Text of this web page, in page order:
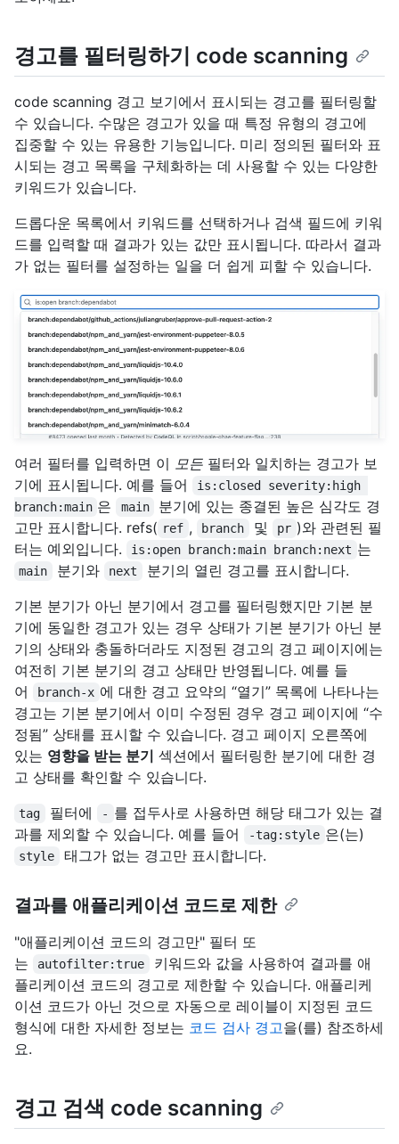
경고를 필터링하기 code scanning
code scanning 경고 보기에서 표시되는 경고를 필터링할
수 있습니다. 수많은 경고가 있을 때 특정 유형의 경고에
집중할 수 있는 유용한 기능입니다. 미리 정의된 필터와 표
시되는 경고 목록을 구체화하는 데 사용할 수 있는 다양한
키워드가 있습니다.
드롭다운 목록에서 키워드를 선택하거나 검색 필드에 키워
드를 입력할 때 결과가 있는 값만 표시됩니다. 따라서 결과
가 없는 필터를 설정하는 일을 더 쉽게 피할 수 있습니다.
여러 필터를 입력하면 이 모든 필터와 일치하는 경고가 보
기에 표시됩니다. 예를 들어
is:closed severity:high
branch:main 은 main
분기에 있는 종결된 높은 심각도 경
고만 표시합니다. refs( ref , branch 및 pr )와 관련된 필
터는 예외입니다.
is:open branch:main branch:next 는
main 분기와 next
분기의 열린 경고를 표시합니다.
기본 분기가 아닌 분기에서 경고를 필터링했지만 기본 분
기에 동일한 경고가 있는 경우 상태가 기본 분기가 아닌 분
기의 상태와 충돌하더라도 지정된 경고의 경고 페이지에는
여전히 기본 분기의 경고 상태만 반영됩니다. 예를 들
어
branch-x 에 대한 경고 요약의 “열기” 목록에 나타나는
경고는 기본 분기에서 이미 수정된 경우 경고 페이지에 “수
정됨” 상태를 표시할 수 있습니다. 경고 페이지 오른쪽에
있는 영향을 받는 분기 섹션에서 필터링한 분기에 대한 경
고 상태를 확인할 수 있습니다.
tag 필터에 - 를 접두사로 사용하면 해당 태그가 있는 결
과를 제외할 수 있습니다. 예를 들어
-tag:style 은(는)
style 태그가 없는 경고만 표시합니다.
결과를 애플리케이션 코드로 제한
"애플리케이션 코드의 경고만" 필터 또
는
autofilter:true
키워드와 값을 사용하여 결과를 애
플리케이션 코드의 경고로 제한할 수 있습니다. 애플리케
이션 코드가 아닌 것으로 자동으로 레이블이 지정된 코드
형식에 대한 자세한 정보는 코드 검사 경고을(를) 참조하세
요.
경고 검색 code scanning